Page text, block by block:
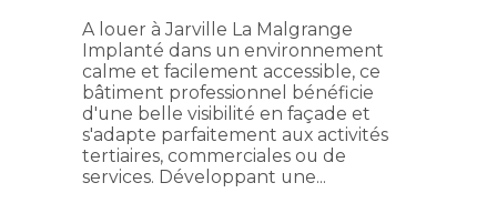
A louer à Jarville La Malgrange
Implanté dans un environnement
calme et facilement accessible, ce
bâtiment professionnel bénéficie
d'une belle visibilité en façade et
s'adapte parfaitement aux activités
tertiaires, commerciales ou de
services. Développant une...